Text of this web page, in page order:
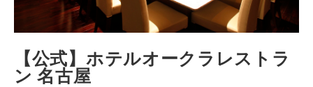
【公式】ホテルオークラレストラ
ン 名古屋